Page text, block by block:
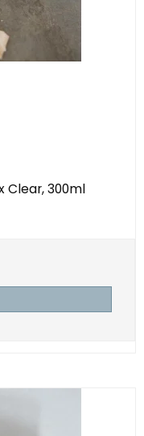
Clear, 300ml